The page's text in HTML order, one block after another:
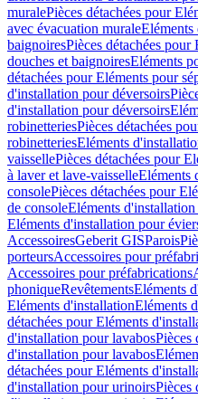
muralePièces détachées pour
avec évacuation muraleEléments
baignoiresPièces détachées
douches et baignoiresEléments
détachées pour Eléments pour
d'installation pour déversoirs
d'installation pour déversoirs
robinetteriesPièces détachées
robinetteriesEléments
vaissellePièces détachées pour
à laver et lave-vaisselleEléments
consolePièces détachées pour
de consoleEléments
Eléments d'installation pour
AccessoiresGeberit GISParois
porteursAccessoires pour
Accessoires pour préfabrications
phoniqueRevêtementsEléments
Eléments d'installationEléments
détachées pour Eléments
d'installation pour lavabosPièces
d'installation pour lavabos
détachées pour Eléments
d'installation pour urinoirsPièces